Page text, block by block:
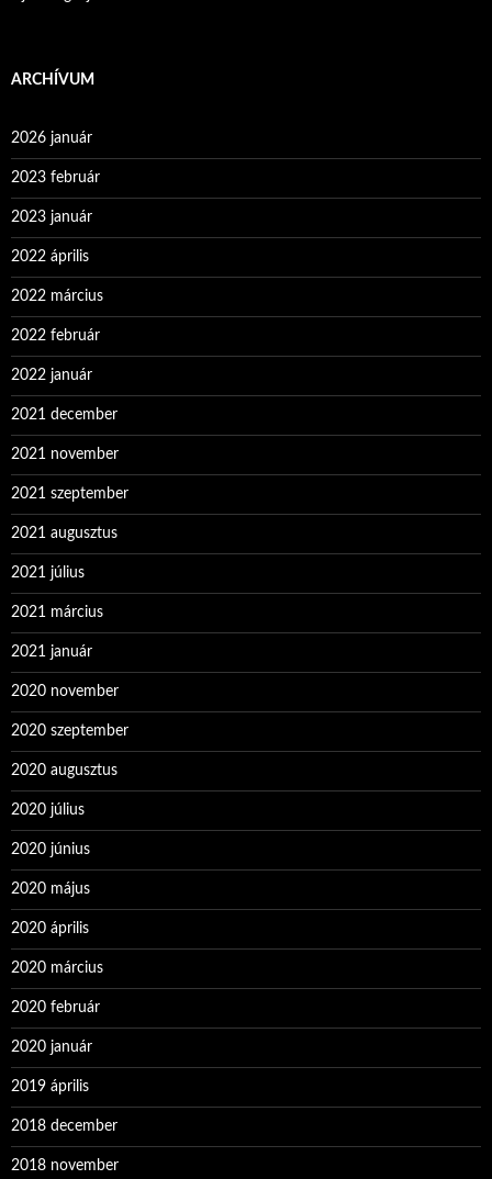
ARCHÍVUM
2026 január
2023 február
2023 január
2022 április
2022 március
2022 február
2022 január
2021 december
2021 november
2021 szeptember
2021 augusztus
2021 július
2021 március
2021 január
2020 november
2020 szeptember
2020 augusztus
2020 július
2020 június
2020 május
2020 április
2020 március
2020 február
2020 január
2019 április
2018 december
2018 november